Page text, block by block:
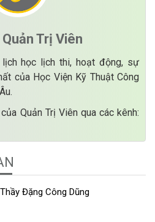
Trị Viên
học lịch thi, hoạt động, sự
của Học Viện Kỹ Thuật Công
Quản Trị Viên qua các kênh:
Thầy Đặng Công Dũng